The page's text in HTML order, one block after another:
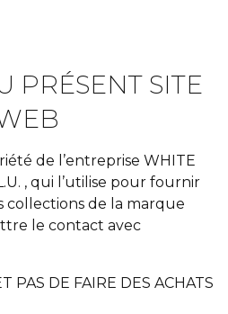
PRÉSENT SITE
de l’entreprise WHITE
, qui l’utilise pour fournir
collections de la marque
le contact avec
PAS DE FAIRE DES ACHATS